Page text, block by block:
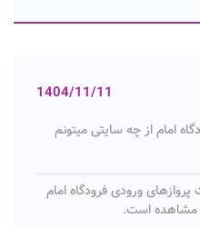
1404/11/11
امام از چه سایتی میتونم
ورودی فرودگاه امام
مشاهده است.